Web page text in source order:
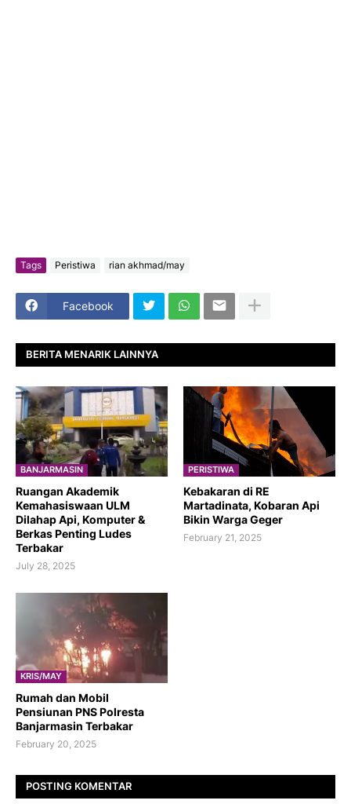
Tags Peristiwa rian akhmad/may
Facebook
BERITA MENARIK LAINNYA
BANJARMASIN
Ruangan Akademik
Kemahasiswaan ULM
Dilahap Api, Komputer &
Berkas Penting Ludes
Terbakar
July 28, 2025
PERISTIWA
Kebakaran di RE
Martadinata, Kobaran Api
Bikin Warga Geger
February 21, 2025
KRIS/MAY
Rumah dan Mobil
Pensiunan PNS Polresta
Banjarmasin Terbakar
February 20, 2025
POSTING KOMENTAR